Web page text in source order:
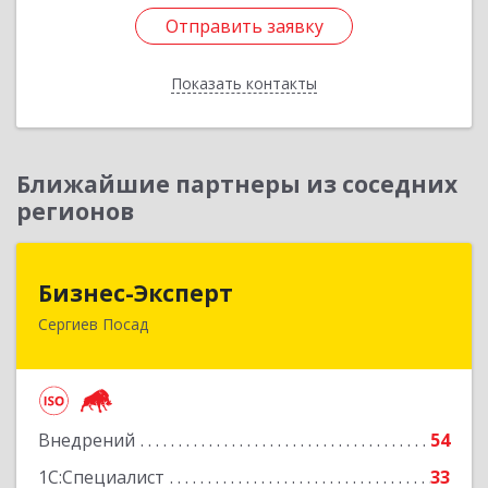
Отправить заявку
Показать контакты
Отправить заявку
Назад
Ближайшие партнеры из соседних
регионов
Бизнес-Эксперт
Сергиев Посад
Внедрений
54
1С:Специалист
33
141310, Московская обл, Сергиево-Посадский
Подробнее